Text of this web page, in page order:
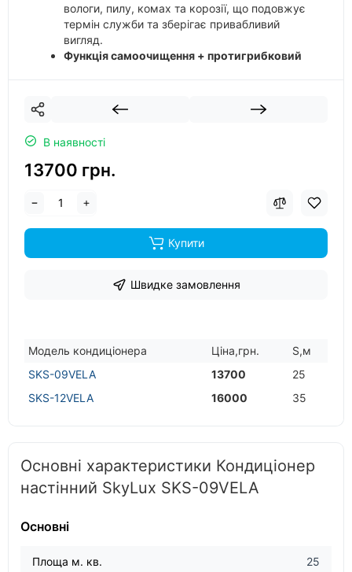
вологи, пилу, комах та корозії, що подовжує
термін служби та зберігає привабливий
вигляд.
Функція самоочищення + протигрибковий
запобігаючи утворенню грибку, бактерій та
неприємних запахів.
напрямках)
повітря по всьому приміщенню для більш
комфортної температури без протягів.
В наявності
13700 грн.
Купити
Швидке замовлення
Модель кондицiонера Цiна,грн.
S,м
SKS-09VELA
13700
25
SKS-12VELA
16000 35
Основні характеристики Кондиціонер
настінний SkyLux SKS-09VELA
Основні
Площа м. кв. 25